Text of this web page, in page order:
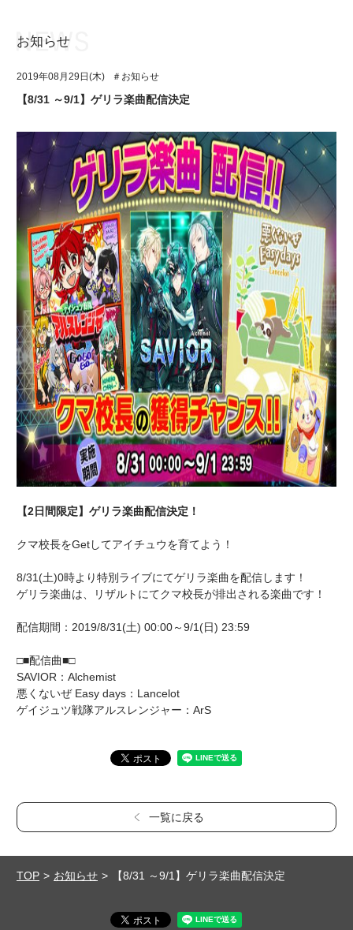
アプリゲーム
イベント・キャンペーン
ミュージック
グッズ・本
ギャラリー
ユニット&キャラクター
アプリゲーム
イベント・キャンペーン
ミュージック
グッズ・本
ギャラリー
お知らせ
2019年08月29日(木) ＃お知らせ
【8/31 ～9/1】ゲリラ楽曲配信決定
【2日間限定】ゲリラ楽曲配信決定！
クマ校長をGetしてアイチュウを育てよう！
8/31(土)0時より特別ライブにてゲリラ楽曲を配信します！
ゲリラ楽曲は、リザルトにてクマ校長が排出される楽曲です！
配信期間：2019/8/31(土) 00:00～9/1(日) 23:59
□■配信曲■□
SAVIOR：Alchemist
悪くないぜ Easy days：Lancelot
ゲイジュツ戦隊アルスレンジャー：ArS
一覧に戻る
TOP お知らせ 【8/31 ～9/1】ゲリラ楽曲配信決定